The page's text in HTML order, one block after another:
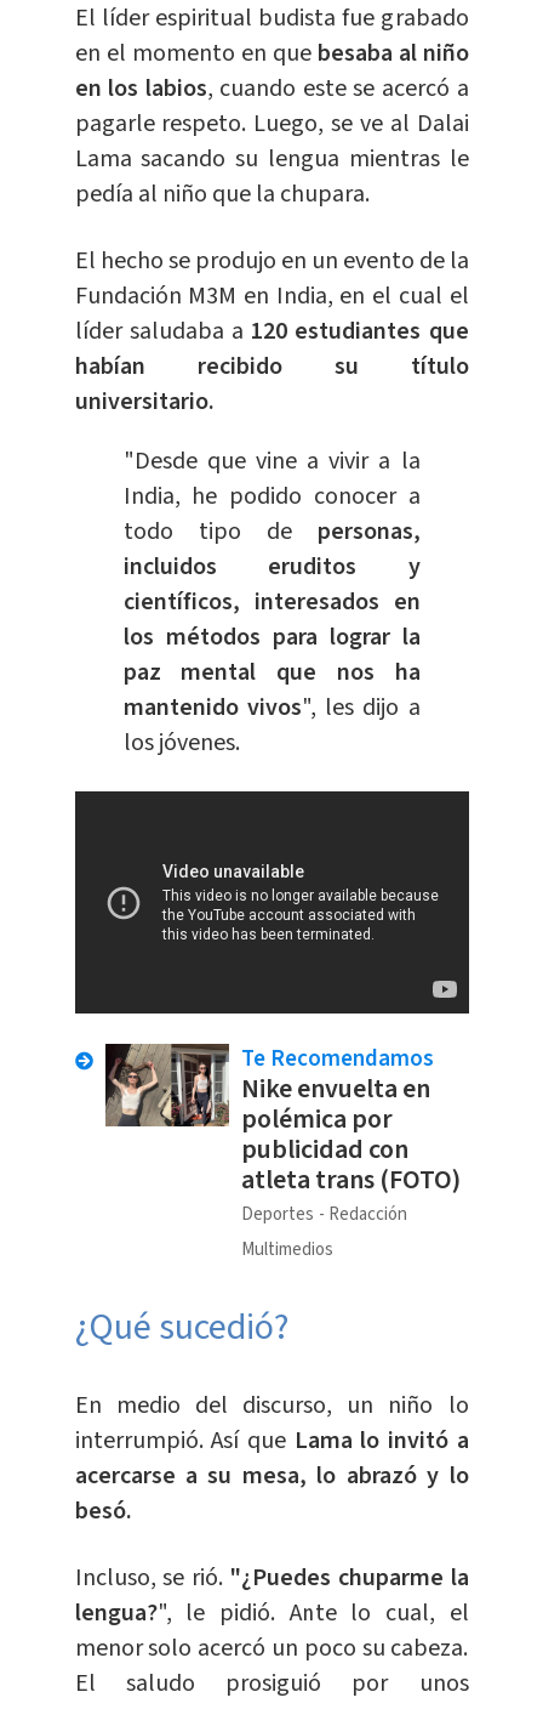
El líder espiritual budista fue grabado
en el momento en que besaba al niño
en los labios, cuando este se acercó a
pagarle respeto. Luego, se ve al Dalai
Lama sacando su lengua mientras le
pedía al niño que la chupara.
El hecho se produjo en un evento de la
Fundación M3M en India, en el cual el
líder saludaba a 120 estudiantes que
habían recibido su título
universitario.
"Desde que vine a vivir a la
India, he podido conocer a
todo tipo de personas,
incluidos eruditos y
científicos, interesados en
los métodos para lograr la
paz mental que nos ha
mantenido vivos", les dijo a
los jóvenes.
Te Recomendamos
Nike envuelta en
polémica por
publicidad con
atleta trans (FOTO)
Deportes
Redacción
Multimedios
¿Qué sucedió?
En medio del discurso, un niño lo
interrumpió. Así que Lama lo invitó a
acercarse a su mesa, lo abrazó y lo
besó.
Incluso, se rió. "¿Puedes chuparme la
lengua?", le pidió. Ante lo cual, el
menor solo acercó un poco su cabeza.
El saludo prosiguió por unos